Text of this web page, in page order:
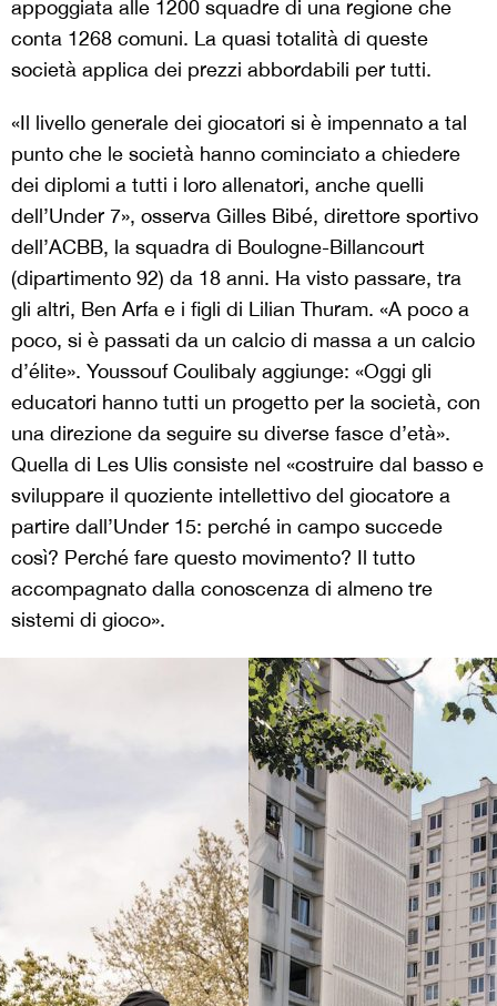
appoggiata alle 1200 squadre di una regione che
conta 1268 comuni. La quasi totalità di queste
società applica dei prezzi abbordabili per tutti.
«Il livello generale dei giocatori si è impennato a tal
punto che le società hanno cominciato a chiedere
dei diplomi a tutti i loro allenatori, anche quelli
dell’Under 7», osserva Gilles Bibé, direttore sportivo
dell’ACBB, la squadra di Boulogne-Billancourt
(dipartimento 92) da 18 anni. Ha visto passare, tra
gli altri, Ben Arfa e i figli di Lilian Thuram. «A poco a
poco, si è passati da un calcio di massa a un calcio
d’élite». Youssouf Coulibaly aggiunge: «Oggi gli
educatori hanno tutti un progetto per la società, con
una direzione da seguire su diverse fasce d’età».
Quella di Les Ulis consiste nel «costruire dal basso e
sviluppare il quoziente intellettivo del giocatore a
partire dall’Under 15: perché in campo succede
così? Perché fare questo movimento? Il tutto
accompagnato dalla conoscenza di almeno tre
sistemi di gioco».